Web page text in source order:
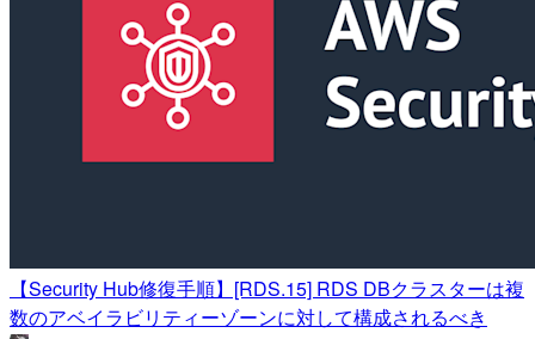
【Security Hub修復手順】[RDS.15] RDS DBクラスターは複
数のアベイラビリティーゾーンに対して構成されるべき